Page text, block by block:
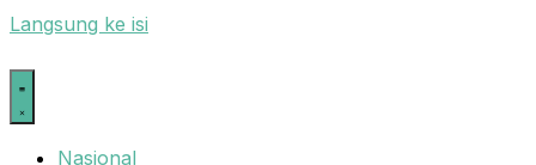
Langsung ke isi
Nasional